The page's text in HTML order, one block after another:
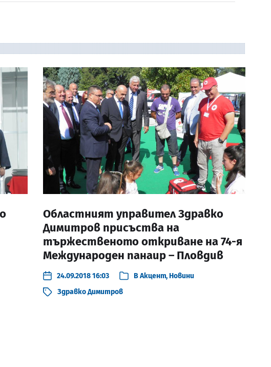
Областният управител Здравко
Димитров присъства на
тържественото откриване на 74-я
Международен панаир – Пловдив
24.09.2018 16:03 ВАкцент,Новини
Здравко Димитров